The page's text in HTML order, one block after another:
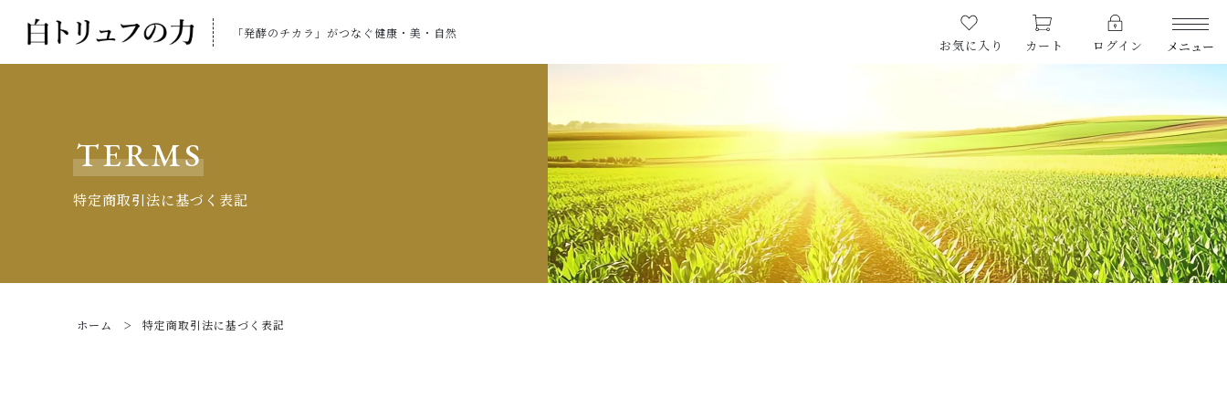
「発酵のチカラ」がつなぐ健康・美・自然
お気に入り
カート ログイン メニュー
LIMITED
期間限定商品
CHECKED PRODUCTS
最近チェックした商品
ORDER HISTORY
TERMS
特定商取引法に基づく表記
ホーム 特定商取引法に基づく表記